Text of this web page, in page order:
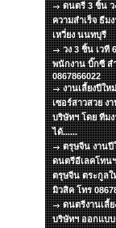
ดนตรี 3 ชิ้น ว
ความสำเร็จ ธีม
เหวี่ยง นนทบุรี
วง 3 ชิ้น เวที
พนักงาน บิ๊กซี ส
0867866022
งานเลี้ยงปีใ
เซอร์สาวสวย ง
บริษัทฯ โดย ทีม
ได้......
ตรุษจีน งานปี
ดนตรีอีเลคโทน
ตรุษจีน ตระกูลใ
มิวสิค โทร
ดนตรีงานเลี้
บริษัทฯ ออกแบบ